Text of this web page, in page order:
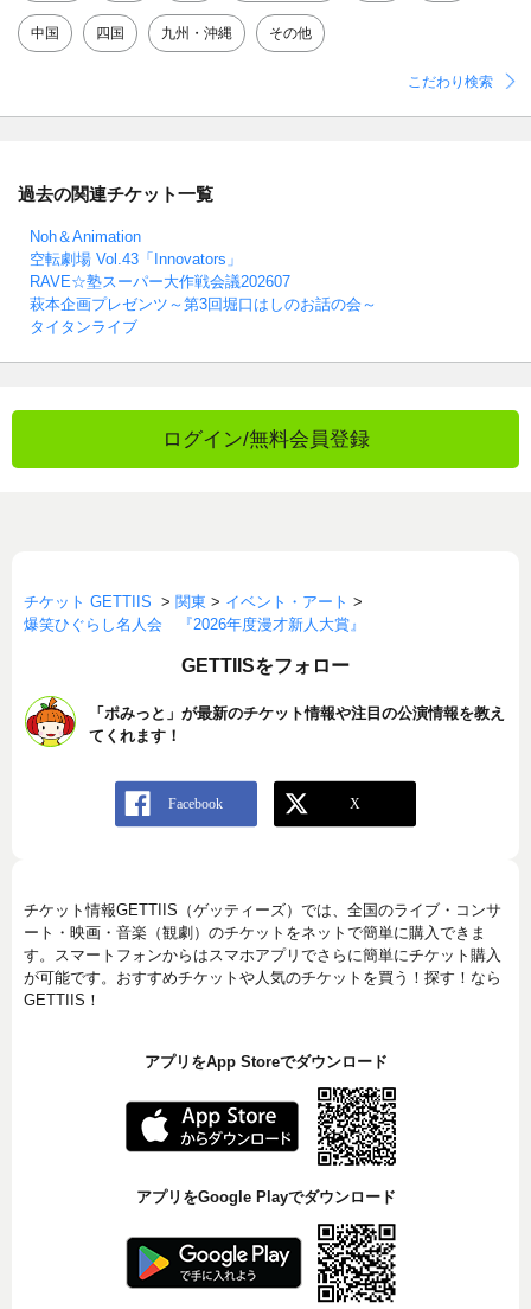
中国 四国 九州・沖縄 その他
こだわり検索
過去の関連チケット一覧
Noh＆Animation
空転劇場 Vol.43「Innovators」
RAVE☆塾スーパー大作戦会議202607
萩本企画プレゼンツ～第3回堀口はしのお話の会～
タイタンライブ
ログイン/無料会員登録
チケット GETTIIS > 関東 > イベント・アート >
爆笑ひぐらし名人会 『2026年度漫才新人大賞』
GETTIISをフォロー
「ポみっと」が最新のチケット情報や注目の公演情報を教え
てくれます！
チケット情報GETTIIS（ゲッティーズ）では、全国のライブ・コンサ
ート・映画・音楽（観劇）のチケットをネットで簡単に購入できま
す。スマートフォンからはスマホアプリでさらに簡単にチケット購入
が可能です。おすすめチケットや人気のチケットを買う！探す！なら
GETTIIS！
アプリをApp Storeでダウンロード
アプリをGoogle Playでダウンロード